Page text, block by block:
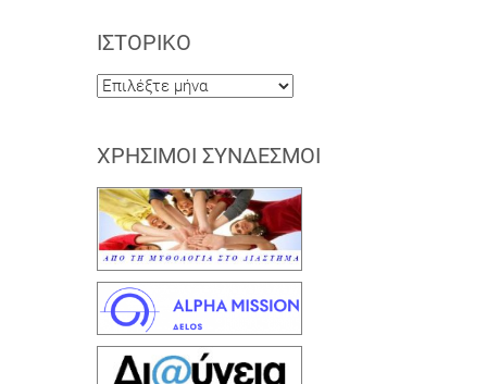
ΙΣΤΟΡΙΚΌ
Ιστορικό
ΧΡΉΣΙΜΟΙ ΣΎΝΔΕΣΜΟΙ